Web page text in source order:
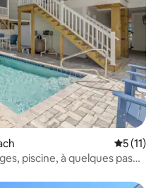
5 (11)
piscine, à quelques pas